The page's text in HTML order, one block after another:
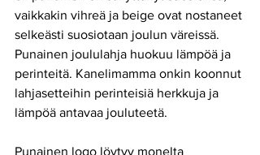
vaikkakin vihreä ja beige ovat nostaneet
selkeästi suosiotaan joulun väreissä.
Punainen joululahja huokuu lämpöä ja
perinteitä. Kanelimamma onkin koonnut
lahjasetteihin perinteisiä herkkuja ja
lämpöä antavaa jouluteetä.
Punainen logo löytyy monelta